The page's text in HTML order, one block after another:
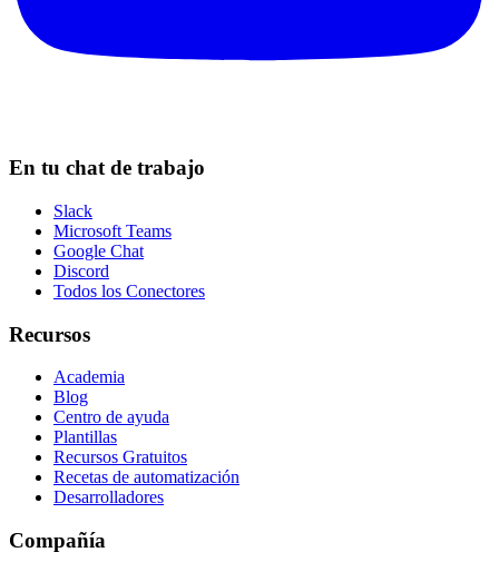
En tu chat de trabajo
Slack
Microsoft Teams
Google Chat
Discord
Todos los Conectores
Recursos
Academia
Blog
Centro de ayuda
Plantillas
Recursos Gratuitos
Recetas de automatización
Desarrolladores
Compañía